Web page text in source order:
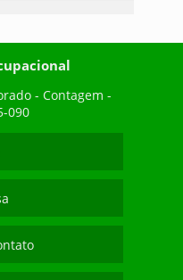
- Contagem -
090